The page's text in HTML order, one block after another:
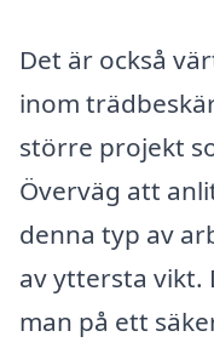
Det är också
inom
större projekt
Överväg att
denna typ av
av yttersta vikt.
man på ett